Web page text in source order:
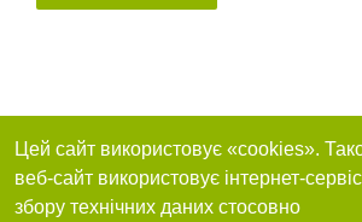
Цей сайт використовує «cookies».
веб-сайт використовує інтернет-
збору технічних даних стосовно